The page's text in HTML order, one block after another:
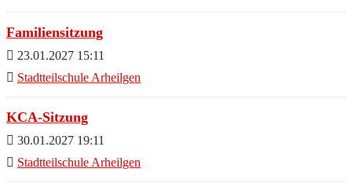
Familiensitzung
23.01.2027 15:11
Stadtteilschule Arheilgen
KCA-Sitzung
30.01.2027 19:11
Stadtteilschule Arheilgen